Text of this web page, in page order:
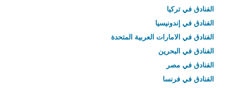
الفنادق في تركيا
الفنادق في إندونيسيا
الفنادق في الامارات العربية المتحدة
الفنادق في البحرين
الفنادق في مصر
الفنادق في فرنسا